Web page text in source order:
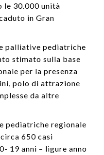
le 30.000 unità
in Gran
palliative pediatriche
stimato sulla base
per la presenza
polo di attrazione
da altre
pediatriche regionale
650 casi
19 anni – ligure anno